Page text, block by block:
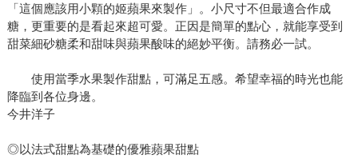
「這個應該用小顆的姬蘋果來製作」。小尺寸不但最適合作成
糖，更重要的是看起來超可愛。正因是簡單的點心，就能享受到
甜菜細砂糖柔和甜味與蘋果酸味的絕妙平衡。請務必一試。
使用當季水果製作甜點，可滿足五感。希望幸福的時光也能
降臨到各位身邊。
今井洋子
◎以法式甜點為基礎的優雅蘋果甜點